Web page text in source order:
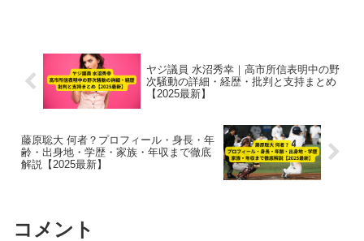
ヤジ議員 水沼秀幸｜高市所信表明中の野
次騒動の詳細・経歴・批判と支持まとめ
【2025最新】
藤原聡大 何者？プロフィール・身長・年
齢・出身地・学歴・家族・年収まで徹底
解説【2025最新】
コメント